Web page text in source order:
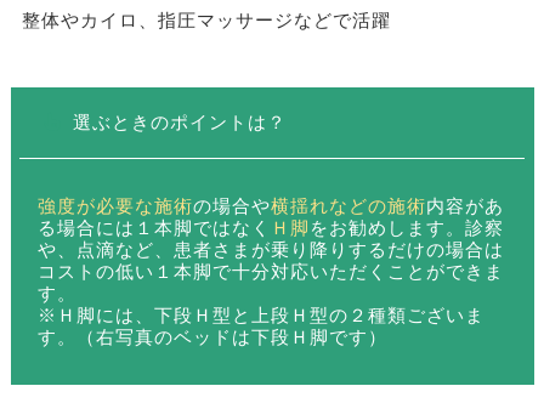
整体やカイロ、指圧マッサージなどで活躍
選ぶときのポイントは？
強度が必要な施術の場合や横揺れなどの施術内容があ
る場合には１本脚ではなく Ｈ脚 をお勧めします。診察
や、点滴など、患者さまが乗り降りするだけの場合は
コストの低い１本脚で十分対応いただくことができま
す。
※Ｈ脚には、下段Ｈ型と上段Ｈ型の２種類ございま
す。（右写真のベッドは下段Ｈ脚です）